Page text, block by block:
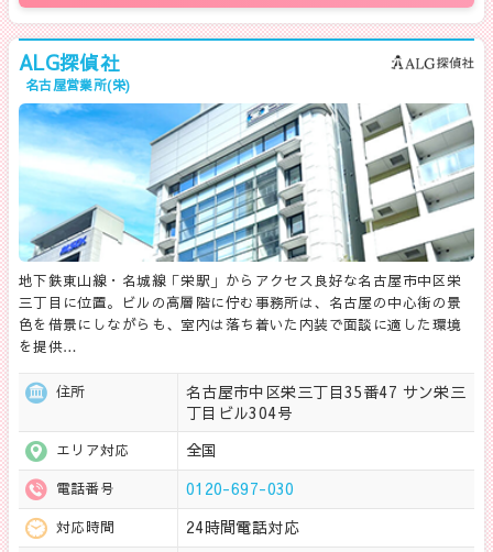
ALG探偵社
名古屋営業所(栄)
地下鉄東山線・名城線「栄駅」からアクセス良好な名古屋市中区栄
三丁目に位置。ビルの高層階に佇む事務所は、名古屋の中心街の景
色を借景にしながらも、室内は落ち着いた内装で面談に適した環境
を提供…
住所
名古屋市中区栄三丁目35番47 サン栄三
丁目ビル304号
エリア対応 全国
電話番号 0120-697-030
対応時間 24時間電話対応